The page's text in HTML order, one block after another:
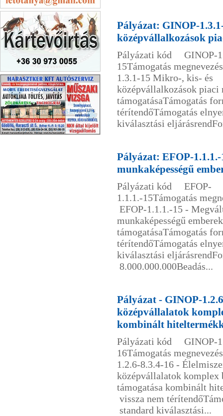
Anna Vendégház
Vonyarcvashegy
Kártevőirtás Bágyi László
Pályázat: GINOP-
középvállalkozások
Pályázati kód GINOP-
15Támogatás
1.3.1-15 Mikro-, kis- és
középvállalkozások piaci
támogatásaTámogatás
térítendőTámogatás
kiválasztási
Pályázat: EFOP-
munkaképességű
Pályázati kód EFOP-
1.1.1.-15Támogatás
EFOP-1.1.1.-15 -
munkaképességű emberek
támogatásaTámogatás
térítendőTámogatás
kiválasztási
8.000.000.000Beadás...
Pályázat - GINOP-
középvállalatok
kombinált
Pályázati kód GINOP-
16Támogatás
1.2.6-8.3.4-16 -
középvállalatok komplex
támogatása kombinált
vissza nem
standard kiválasztási...